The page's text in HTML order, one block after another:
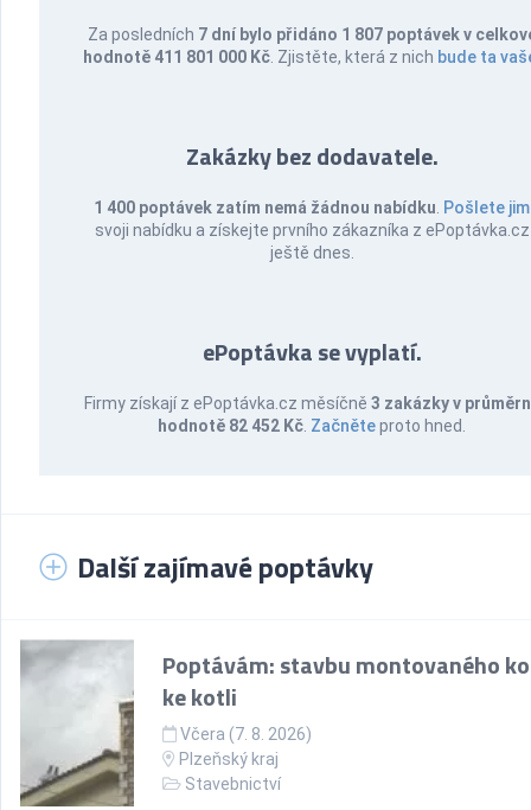
Za posledních 7 dní bylo přidáno 1 807 poptávek v
hodnotě 411 801 000 Kč . Zjistěte, která z nich bude ta
Zakázky bez dodavatele.
1 400 poptávek zatím nemá žádnou nabídku Pošlete jim
svoji nabídku a získejte prvního zákazníka z ePoptávka.cz
ještě dnes.
ePoptávka se vyplatí.
Firmy získají z ePoptávka.cz měsíčně 3 zakázky v
hodnotě 82 452 Kč Začněteproto hned.
Další zajímavé poptávky
Poptávám: stavbu montovaného
ke kotli
Včera (7. 8. 2026)
Plzeňský kraj
Stavebnictví